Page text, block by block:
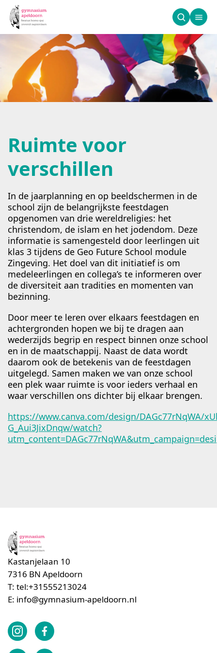
Ruimte voor
Ruimte voor
verschillen
In de jaarplanning en op beeldschermen in de
school zijn de belangrijkste feestdagen
opgenomen van drie wereldreligies: het
christendom, de islam en het jodendom. Deze
informatie is samengesteld door leerlingen uit
klas 3 tijdens de Geo Future School module
Zingeving. Het doel van dit initiatief is om
medeleerlingen en collega’s te informeren over
de diversiteit aan tradities en momenten van
bezinning.
Door meer te leren over elkaars feestdagen en
achtergronden hopen we bij te dragen aan
wederzijds begrip en respect binnen onze school
en in de maatschappij. Naast de data wordt
daarom ook de betekenis van de feestdagen
uitgelegd. Samen maken we van onze school
een plek waar ruimte is voor ieders verhaal en
waar verschillen ons dichter bij elkaar brengen.
https://www.canva.com/design/DAGc77rNqWA/
G_Aui3JixDnqw/watch?
Kastanjelaan 10
7316 BN Apeldoorn
T: tel:+31555213024
E: info@gymnasium-apeldoorn.nl